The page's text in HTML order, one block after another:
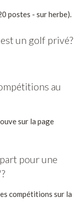
postes - sur herbe).
un golf privé?
au
sur la page
pour une
compétitions sur la